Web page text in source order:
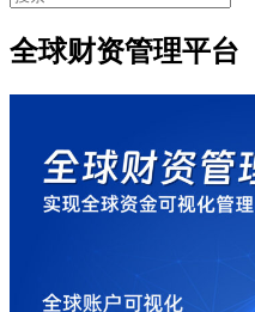
全球财资管理平台